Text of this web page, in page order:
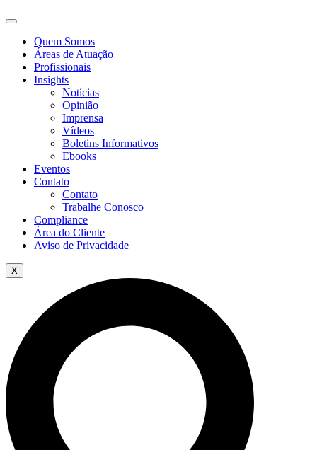
Quem Somos
Áreas de Atuação
Profissionais
Insights
Notícias
Opinião
Imprensa
Vídeos
Boletins Informativos
Ebooks
Eventos
Contato
Contato
Trabalhe Conosco
Compliance
Área do Cliente
Aviso de Privacidade
X